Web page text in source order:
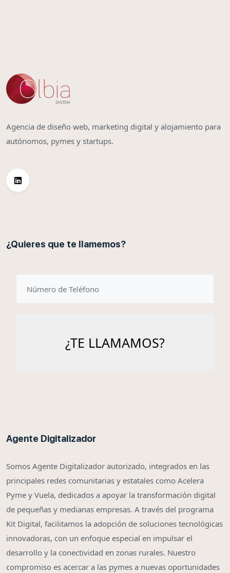
Agencia de diseño web, marketing digital y alojamiento para
autónomos, pymes y startups.
¿Quieres que te llamemos?
Agente Digitalizador
Somos Agente Digitalizador autorizado, integrados en las
principales redes comunitarias y estatales como Acelera
Pyme y Vuela, dedicados a apoyar la transformación digital
de pequeñas y medianas empresas. A través del programa
Kit Digital, facilitamos la adopción de soluciones tecnológicas
innovadoras, con un enfoque especial en impulsar el
desarrollo y la conectividad en zonas rurales. Nuestro
compromiso es acercar a las pymes a nuevas oportunidades